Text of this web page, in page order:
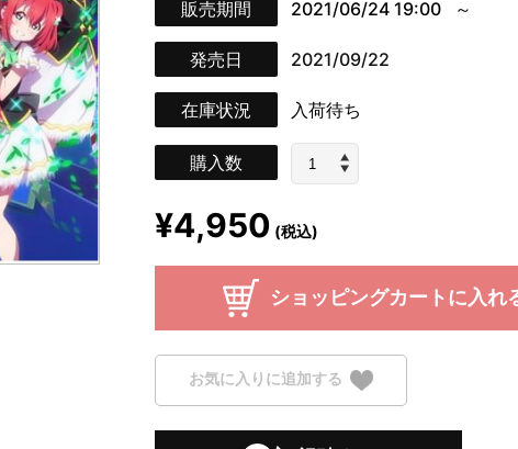
販売期間 2021/06/24 19:00
発売日 2021/09/22
在庫状況 入荷待ち
購入数
¥4,950 (税込)
ショッピングカートに入れ
お気に入りに追加する